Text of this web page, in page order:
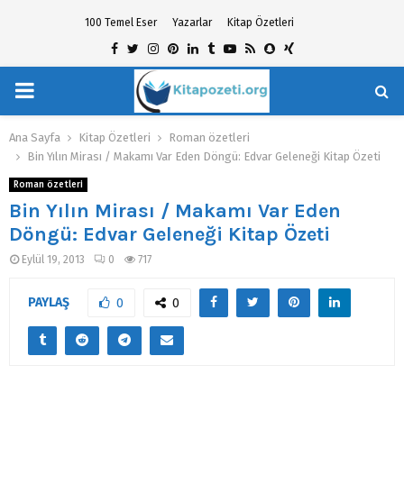
100 Temel Eser Yazarlar Kitap Özetleri
Facebook
TwitterInstagram
Pinterest
Linkedin
TumblrYoutube
RssSnapchat
Xing
PRIMARY
MENU
Ana Sayfa Kitap Özetleri
Roman özetleri
Bin Yılın Mirası / Makamı Var Eden Döngü: Edvar Geleneği Kitap Özeti
Roman özetleri
Bin Yılın Mirası / Makamı Var Eden
Döngü: Edvar Geleneği Kitap Özeti
Eylül 19, 2013 0 717
PAYLAŞ 0 0